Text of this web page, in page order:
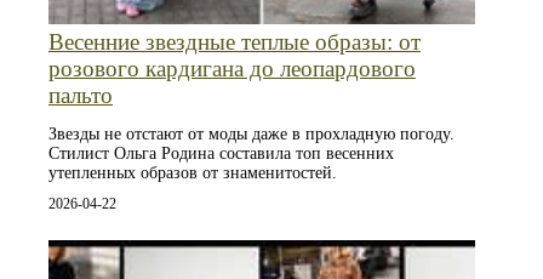
Весенние звездные теплые образы: от
розового кардигана до леопардового
пальто
Звезды не отстают от моды даже в прохладную погоду.
Стилист Ольга Родина составила топ весенних
утепленных образов от знаменитостей.
2026-04-22